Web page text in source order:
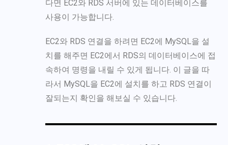
다면 EC2와 RDS 서버에 있는 데이터베이스를
사용이 가능합니다.
EC2와 RDS 연결을 하려면 EC2에 MySQL을 설
치를 해주면 EC2에서 RDS의 데이터베이스에 접
속하여 명령을 내릴 수 있게 됩니다. 이 글을 따
라서 MySQL을 EC2에 설치를 하고 RDS 연결이
잘되는지 확인을 해보실 수 있습니다.